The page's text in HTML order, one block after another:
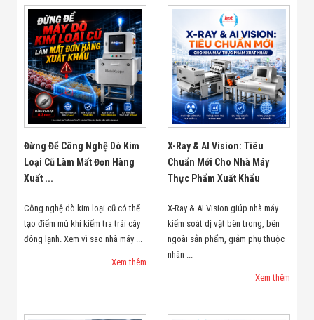
Đừng Để Công Nghệ Dò Kim
Loại Cũ Làm Mất Đơn Hàng
Xuất ...
Công nghệ dò kim loại cũ có thể
tạo điểm mù khi kiểm tra trái cây
đông lạnh. Xem vì sao nhà máy ...
Xem thêm
X-Ray & AI Vision: Tiêu
Chuẩn Mới Cho Nhà Máy
Thực Phẩm Xuất Khẩu
X-Ray & AI Vision giúp nhà máy
kiểm soát dị vật bên trong, bên
ngoài sản phẩm, giảm phụ thuộc
nhân ...
Xem thêm